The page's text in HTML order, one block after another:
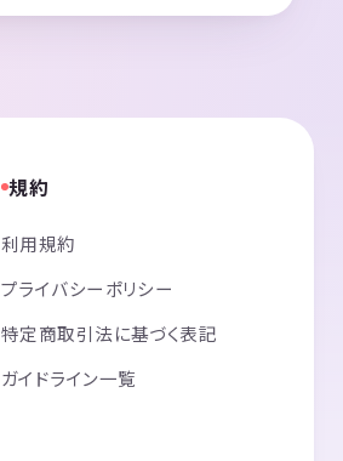
規約
利用規約
プライバシーポリシー
特定商取引法に基づく表記
ガイドライン一覧